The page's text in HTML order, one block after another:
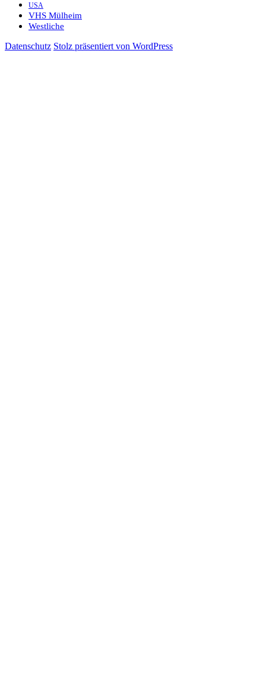
USA
VHS Mülheim
Westliche
Datenschutz Stolz präsentiert von WordPress